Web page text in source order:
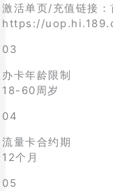
激活单页/充值链接：
https://
03
办卡年龄限制
18-60周岁
04
流量卡合约期
12个月
05